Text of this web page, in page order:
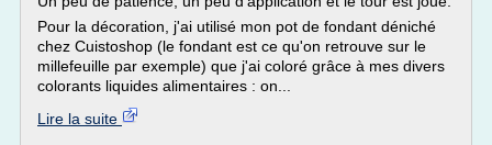
Pour la décoration, j'ai utilisé mon pot de fondant déniché
chez Cuistoshop (le fondant est ce qu'on retrouve sur le
millefeuille par exemple) que j'ai coloré grâce à mes divers
colorants liquides alimentaires : on...
Lire la suite